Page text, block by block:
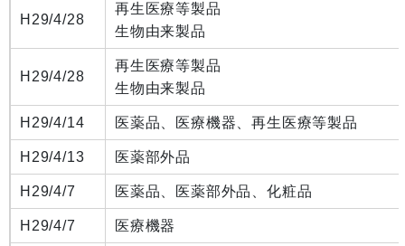
H29/4/28
再生医療等製品
生物由来製品
H29/4/28
再生医療等製品
生物由来製品
H29/4/14 医薬品、医療機器、再生医療等製品
H29/4/13 医薬部外品
H29/4/7 医薬品、医薬部外品、化粧品
H29/4/7 医療機器